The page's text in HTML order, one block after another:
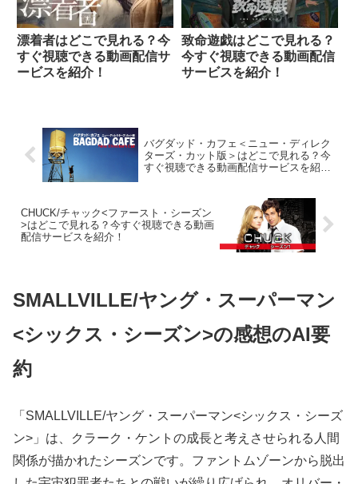
漂着者はどこで見れる？今
すぐ視聴できる動画配信サ
ービスを紹介！
致命遊戯はどこで見れる？
今すぐ視聴できる動画配信
サービスを紹介！
バグダッド・カフェ＜ニュー・ディレク
ターズ・カット版＞はどこで見れる？今
すぐ視聴できる動画配信サービスを紹
CHUCK/チャック<ファースト・シーズン
>はどこで見れる？今すぐ視聴できる動画
配信サービスを紹介！
SMALLVILLE/ヤング・スーパーマン
<シックス・シーズン>の感想のAI要
約
「SMALLVILLE/ヤング・スーパーマン<シックス・シーズ
ン>」は、クラーク・ケントの成長と考えさせられる人間
関係が描かれたシーズンです。ファントムゾーンから脱出